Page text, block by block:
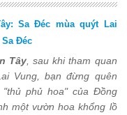
Sa Đéc mùa quýt Lai
Đéc
Tây, sau khi tham quan
Vung, bạn đừng quên
phủ hoa" của Đồng
một vườn hoa khổng lồ